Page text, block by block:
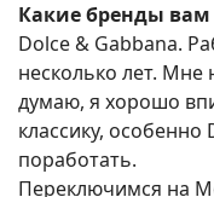
Какие бренды вам
Dolce & Gabbana.
несколько лет. Мне
думаю, я хорошо
классику,
поработать.
Переключимся на